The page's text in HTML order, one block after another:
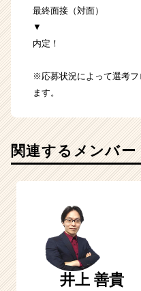
最終面接（対面）
▼
内定！
※応募状況によって選考
ます。
関連するメンバー
井上 善貴